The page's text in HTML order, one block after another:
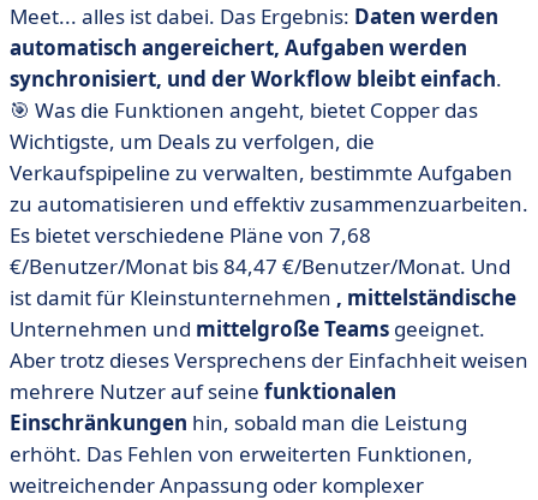
Meet... alles ist dabei. Das Ergebnis: Daten werden
automatisch angereichert, Aufgaben werden
synchronisiert, und der Workflow bleibt einfach.
🎯 Was die Funktionen angeht, bietet Copper das
Wichtigste, um Deals zu verfolgen, die
Verkaufspipeline zu verwalten, bestimmte Aufgaben
zu automatisieren und effektiv zusammenzuarbeiten.
Es bietet verschiedene Pläne von 7,68
€/Benutzer/Monat bis 84,47 €/Benutzer/Monat. Und
ist damit für Kleinstunternehmen , mittelständische
Unternehmen und mittelgroße Teams geeignet.
Aber trotz dieses Versprechens der Einfachheit weisen
mehrere Nutzer auf seine funktionalen
Einschränkungen hin, sobald man die Leistung
erhöht. Das Fehlen von erweiterten Funktionen,
weitreichender Anpassung oder komplexer